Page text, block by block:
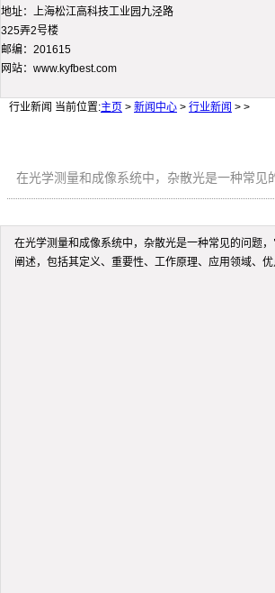
地址：上海松江高科技工业园九泾路
325弄2号楼
邮编：201615
网站：www.kyfbest.com
行业新闻 当前位置:主页 > 新闻中心 > 行业新闻 > >
在光学测量和成像系统中，杂散光是一种常
在光学测量和成像系统中，杂散光是一种常见的问题
阐述，包括其定义、重要性、工作原理、应用领域、